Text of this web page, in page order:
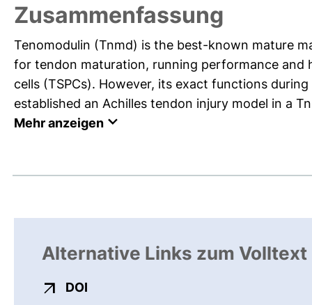
Zusammenfassung
Tenomodulin (Tnmd) is the best-known mature
for tendon maturation, running performance
cells (TSPCs). However, its exact functions
established an Achilles tendon injury model in a
Mehr anzeigen
Alternative Links zum Volltext
DOI